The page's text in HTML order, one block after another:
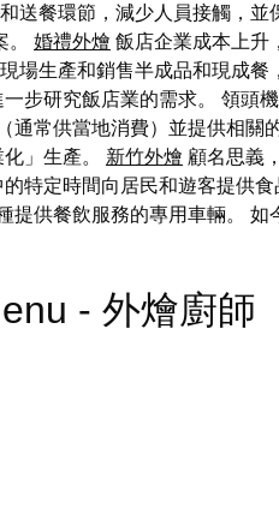
送餐環節，減少人員接觸，並
。 婚禮外燴 飯店企業成本上升
場生產和銷售半成品和現成餐
步研究飯店業的需求。 領頭
常供當地消費）並提供相關
」生產。 新竹外燴 顧名思義
特定時間向居民和遊客提供
提供餐飲服務的專用車輛。 如
- 外燴廚師